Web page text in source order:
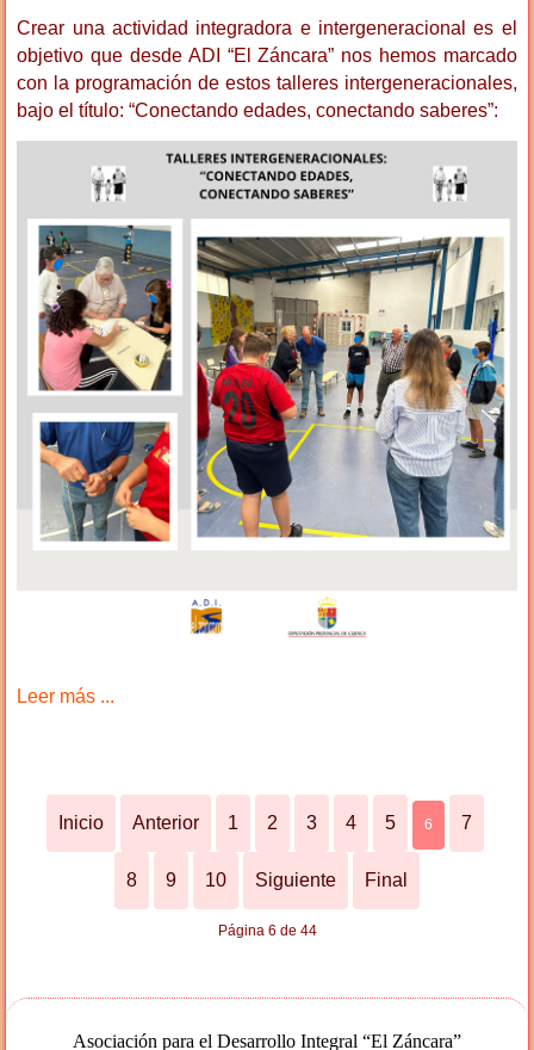
Crear una actividad integradora e intergeneracional es el
objetivo que desde ADI “El Záncara” nos hemos marcado
con la programación de estos talleres intergeneracionales,
bajo el título: “Conectando edades, conectando saberes”:
Leer más ...
Inicio Anterior 1 2 3 4 5 6 7
8 9 10 Siguiente Final
Página 6 de 44
Asociación para el Desarrollo Integral “El Záncara”